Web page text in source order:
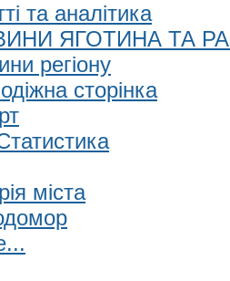
та аналітика
ЯГОТИНА ТА
регіону
сторінка
міста